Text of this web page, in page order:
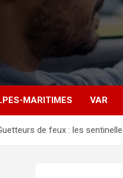
MARITIMES VAR
de feux : les